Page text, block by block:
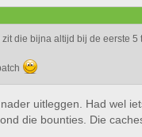
die bijna altijd bij de eerste 5
uitleggen. Had wel
die bounties. Die